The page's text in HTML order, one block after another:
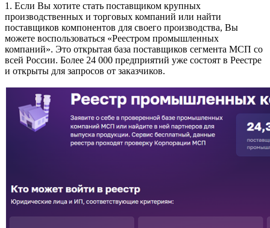
1. Если Вы хотите стать поставщиком крупных
производственных и торговых компаний или найти
поставщиков компонентов для своего производства, Вы
можете воспользоваться «Реестром промышленных
компаний». Это открытая база поставщиков сегмента МСП со
всей России. Более 24 000 предприятий уже состоят в Реестре
и открыты для запросов от заказчиков.